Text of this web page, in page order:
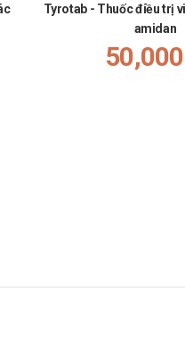
Tyrotab - Thuốc điều trị
amidan